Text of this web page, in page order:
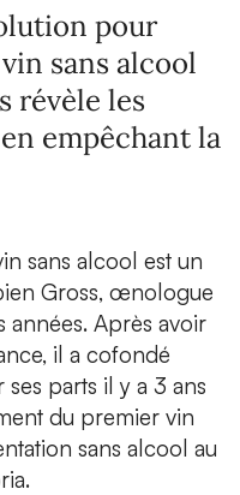
pour
sans alcool
révèle les
empêchant la
sans alcool est un
Gross, œnologue
Après avoir
il a cofondé
ses parts il y a 3 ans
du premier vin
sans alcool au